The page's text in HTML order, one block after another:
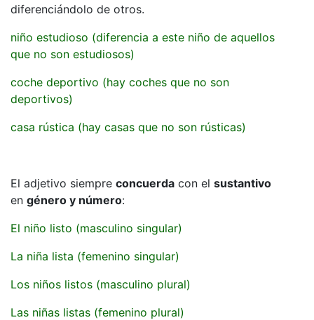
diferenciándolo de otros.
niño estudioso (diferencia a este niño de aquellos
que no son estudiosos)
coche deportivo (hay coches que no son
deportivos)
casa rústica (hay casas que no son rústicas)
El adjetivo siempre concuerda con el sustantivo
en género y número:
El niño listo (masculino singular)
La niña lista (femenino singular)
Los niños listos (masculino plural)
Las niñas listas (femenino plural)